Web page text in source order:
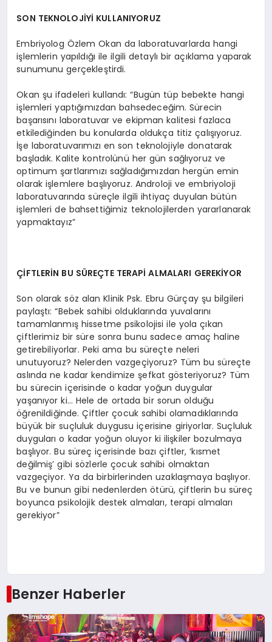
SON TEKNOLOJİYİ KULLANIYORUZ
Embriyolog Özlem Okan da laboratuvarlarda hangi
işlemlerin yapıldığı ile ilgili detaylı bir açıklama yaparak
sunumunu gerçekleştirdi.
Okan şu ifadeleri kullandı: “Bugün tüp bebekte hangi
işlemleri yaptığımızdan bahsedeceğim. Sürecin
başarısını laboratuvar ve ekipman kalitesi fazlaca
etkilediğinden bu konularda oldukça titiz çalışıyoruz.
İşe laboratuvarımızı en son teknolojiyle donatarak
başladık. Kalite kontrolünü her gün sağlıyoruz ve
optimum şartlarımızı sağladığımızdan hergün emin
olarak işlemlere başlıyoruz. Androloji ve embriyoloji
laboratuvarında süreçle ilgili ihtiyaç duyulan bütün
işlemleri de bahsettiğimiz teknolojilerden yararlanarak
yapmaktayız”
ÇİFTLERİN BU SÜREÇTE TERAPİ ALMALARI GEREKİYOR
Son olarak söz alan Klinik Psk. Ebru Gürçay şu bilgileri
paylaştı: “Bebek sahibi olduklarında yuvalarını
tamamlanmış hissetme psikolojisi ile yola çıkan
çiftlerimiz bir süre sonra bunu sadece amaç haline
getirebiliyorlar. Peki ama bu süreçte neleri
unutuyoruz? Nelerden vazgeçiyoruz? Tüm bu süreçte
aslında ne kadar kendimize şefkat gösteriyoruz? Tüm
bu sürecin içerisinde o kadar yoğun duygular
yaşanıyor ki… Hele de ortada bir sorun olduğu
öğrenildiğinde. Çiftler çocuk sahibi olamadıklarında
büyük bir suçluluk duygusu içerisine giriyorlar. Suçluluk
duyguları o kadar yoğun oluyor ki ilişkiler bozulmaya
başlıyor. Bu süreç içerisinde bazı çiftler, ‘kısmet
değilmiş’ gibi sözlerle çocuk sahibi olmaktan
vazgeçiyor. Ya da birbirlerinden uzaklaşmaya başlıyor.
Bu ve bunun gibi nedenlerden ötürü, çiftlerin bu süreç
boyunca psikolojik destek almaları, terapi almaları
gerekiyor”
Benzer Haberler